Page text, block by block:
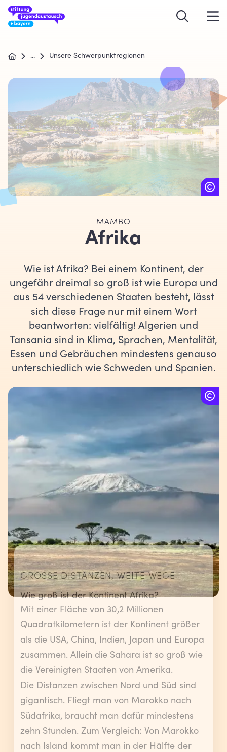
... Unsere Schwerpunktregionen
MAMBO
Afrika
Wie ist Afrika? Bei einem Kontinent, der
ungefähr dreimal so groß ist wie Europa und
aus 54 verschiedenen Staaten besteht, lässt
sich diese Frage nur mit einem Wort
beantworten: vielfältig! Algerien und
Tansania sind in Klima, Sprachen, Mentalität,
Essen und Gebräuchen mindestens genauso
unterschiedlich wie Schweden und Spanien.
GROSSE DISTANZEN, WEITE WEGE
Wie groß ist der Kontinent Afrika?
Mit einer Fläche von 30,2 Millionen
Quadratkilometern ist der Kontinent größer
als die USA, China, Indien, Japan und Europa
zusammen. Allein die Sahara ist so groß wie
die Vereinigten Staaten von Amerika.
Die Distanzen zwischen Nord und Süd sind
gigantisch. Fliegt man von Marokko nach
Südafrika, braucht man dafür mindestens
zehn Stunden. Zum Vergleich: Von Marokko
nach Island kommt man in der Hälfte der